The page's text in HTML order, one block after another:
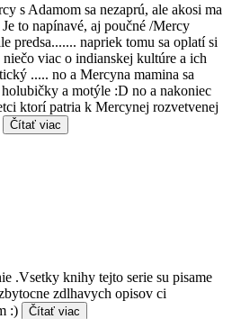
s Adamom sa nezaprú, ale akosi ma
to napínavé, aj poučné /Mercy
predsa....... napriek tomu sa oplatí si
viac o indianskej kultúre a ich
..... no a Mercyna mamina sa
a motýle :D no a nakoniec
ktorí patria k Mercynej rozvetvenej
Čítať viac
.Vsetky knihy tejto serie su pisame
zdlhavych opisov ci
:)
Čítať viac